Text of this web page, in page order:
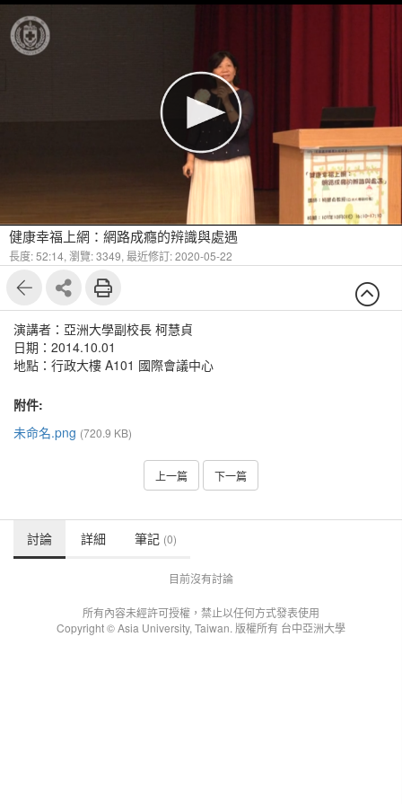
健康幸福上網：網路成癮的辨識與處遇
長度: 52:14, 瀏覽: 3349, 最近修訂: 2020-05-22
演講者：亞洲大學副校長 柯慧貞
日期：2014.10.01
地點：行政大樓 A101 國際會議中心
附件:
未命名.png (720.9 KB)
上一篇 下一篇
討論 詳細 筆記 (0)
目前沒有討論
所有內容未經許可授權，禁止以任何方式發表使用
Copyright © Asia University, Taiwan. 版權所有 台中亞洲大學